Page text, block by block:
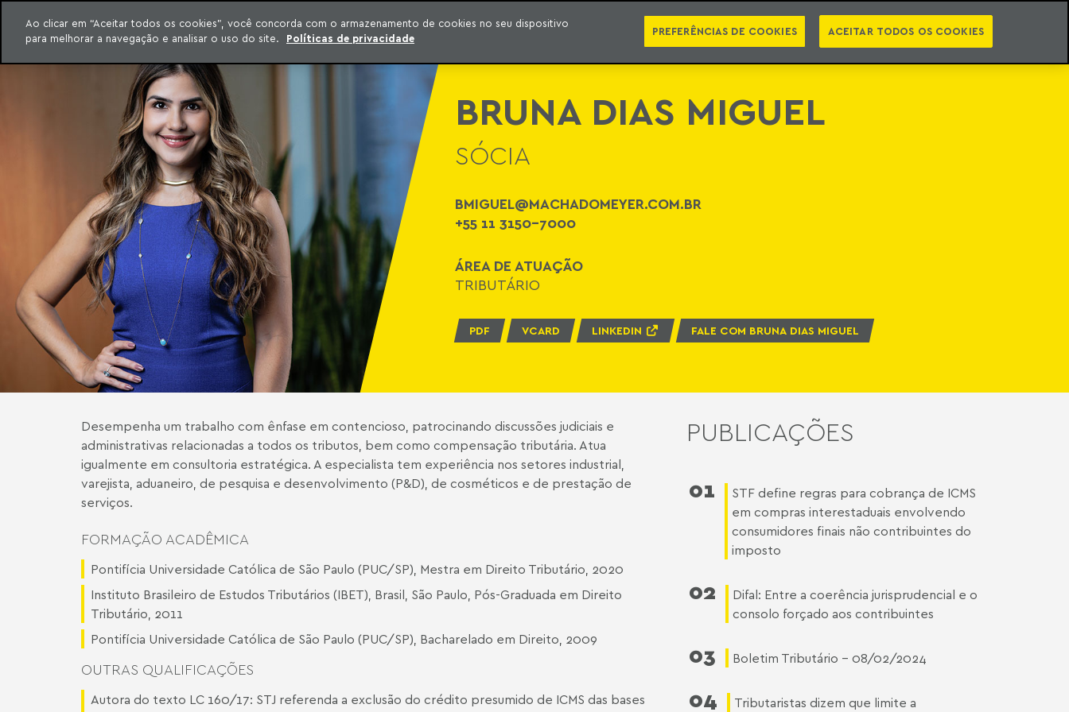
para o conteúdo
Meyer
QUEM SOMOS ÁREAS DE ATUAÇÃO ADVOGADOS PRÊMIOS E RECONHECIMENTOS CONTATO NEWSLETTER PT EN INTELIGÊNCIA JURÍDICA
BRUNA DIAS MIGUEL
SÓCIA
BMIGUEL@MACHADOMEYER.COM.BR
+55 11 3150-7000
ÁREA DE ATUAÇÃO
TRIBUTÁRIO
PDF VCARD LINKEDIN FALE COM BRUNA DIAS MIGUEL
Desempenha um trabalho com ênfase em contencioso, patrocinando discussões judiciais e
administrativas relacionadas a todos os tributos, bem como compensação tributária. Atua
igualmente em consultoria estratégica. A especialista tem experiência nos setores industrial,
varejista, aduaneiro, de pesquisa e desenvolvimento (P&D), de cosméticos e de prestação de
serviços.
FORMAÇÃO ACADÊMICA
Pontifícia Universidade Católica de São Paulo (PUC/SP), Mestra em Direito Tributário, 2020
Instituto Brasileiro de Estudos Tributários (IBET), Brasil, São Paulo, Pós-Graduada em Direito
Tributário, 2011
Pontifícia Universidade Católica de São Paulo (PUC/SP), Bacharelado em Direito, 2009
OUTRAS QUALIFICAÇÕES
Autora do texto LC 160/17: STJ referenda a exclusão do crédito presumido de ICMS das bases
PUBLICAÇÕES
01
STF define regras para cobrança de ICMS
em compras interestaduais envolvendo
consumidores finais não contribuintes do
imposto
02
Difal: Entre a coerência jurisprudencial e o
consolo forçado aos contribuintes
03 Boletim Tributário - 08/02/2024
04 Tributaristas dizem que limite a
Ao clicar em “Aceitar todos os cookies”, você concorda com o armazenamento de cookies no seu dispositivo
para melhorar a navegação e analisar o uso do site.
Políticas de privacidade
PREFERÊNCIAS DE COOKIES ACEITAR TODOS OS COOKIES